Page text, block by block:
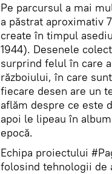
Pe parcursul a mai
a păstrat aproximativ
create în timpul
1944). Desenele
surprind felul în care
războiului, în care
fiecare desen are un
aflăm despre ce este
apoi le lipeau în
epocă.
Echipa proiectului
folosind tehnologii de